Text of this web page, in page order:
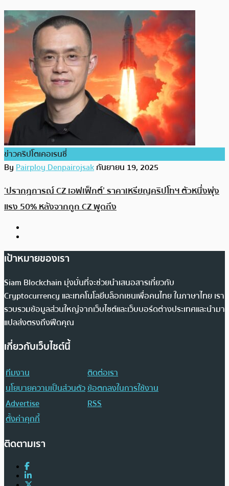
ข่าวคริปโตเคอเรนซี่
ByPairploy Denpairojsakกันยายน 19, 2025
‘ปรากฎการณ์ CZ เอฟเฟ็กต์’ ราคาเหรียญคริปโทฯ ตัวหนึ่งพุ่ง
แรง 50% หลังจากถูก CZ พูดถึง
เป้าหมายของเรา
Siam Blockchain มุ่งมั่นที่จะช่วยนำเสนอสารเกี่ยวกับ
Cryptocurrency และเทคโนโลยีบล็อกเชนเพื่อคนไทย ในภาษาไทย เรา
รวบรวมข้อมูลส่วนใหญ่จากเว็บไซต์และเว็บบอร์ดต่างประเทศและนำมา
แปลส่งตรงถึงฟีดคุณ
เกี่ยวกับเว็บไซต์นี้
ทีมงาน
ติดต่อเรา
นโยบายความเป็นส่วนตัวข้อตกลงในการใช้งาน
Advertise
RSS
ตั้งค่าคุกกี้
ติดตามเรา